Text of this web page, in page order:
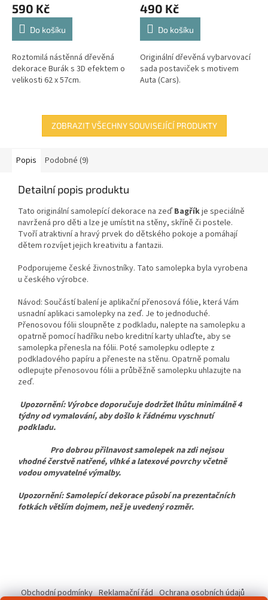
590 Kč
Do košíku
Roztomilá nástěnná dřevěná
dekorace Burák s 3D efektem o
velikosti 62 x 57cm.
490 Kč
Do košíku
Originální dřevěná vybarvovací
sada postaviček s motivem
Auta (Cars).
ZOBRAZIT VŠECHNY SOUVISEJÍCÍ PRODUKTY
Popis Podobné (9)
Detailní popis produktu
Tato originální samolepící dekorace na zeď Bagříkje speciálně
navržená pro děti a lze je umístit na stěny, skříně či postele.
Tvoří atraktivní a hravý prvek do dětského pokoje a pomáhají
dětem rozvíjet jejich kreativitu a fantazii.
Podporujeme české živnostníky. Tato samolepka byla vyrobena
u českého výrobce.
Návod: Součástí balení je aplikační přenosová fólie, která Vám
usnadní aplikaci samolepky na zeď. Je to jednoduché.
Přenosovou fólii sloupněte z podkladu, nalepte na samolepku a
opatrně pomocí hadříku nebo kreditní karty uhlaďte, aby se
samolepka přenesla na fólii. Poté samolepku odlepte z
podkladového papíru a přeneste na stěnu. Opatrně pomalu
odlepujte přenosovou fólii a průběžně samolepku uhlazujte na
zeď.
Upozornění: Výrobce doporučuje dodržet lhůtu minimálně 4
týdny od vymalování, aby došlo k řádnému vyschnutí
podkladu.
Pro dobrou přilnavost samolepek na zdi nejsou
vhodné čerstvě natřené, vlhké a latexové povrchy včetně
vodou omyvatelné výmalby.
Upozornění: Samolepící dekorace působí na prezentačních
fotkách větším dojmem, než je uvedený rozměr.
Obchodní podmínky Reklamační řád Ochrana osobních údajů